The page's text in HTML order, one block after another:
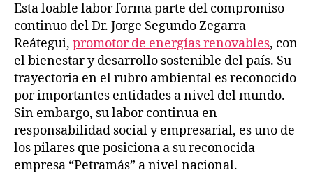
Esta loable labor forma parte del compromiso
continuo del Dr. Jorge Segundo Zegarra
Reátegui, promotor de energías renovables, con
el bienestar y desarrollo sostenible del país. Su
trayectoria en el rubro ambiental es reconocido
por importantes entidades a nivel del mundo.
Sin embargo, su labor continua en
responsabilidad social y empresarial, es uno de
los pilares que posiciona a su reconocida
empresa “Petramás” a nivel nacional.